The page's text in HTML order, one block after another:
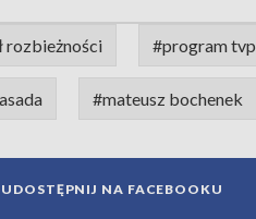
rozbieżności #program
#mateusz bochenek
UDOSTĘPNIJ NA FACEBOOKU